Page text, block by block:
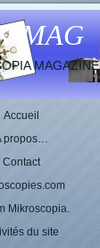
MAG
MAGAZINE
Accueil
propos…
Contact
Mikroscopia.
du site